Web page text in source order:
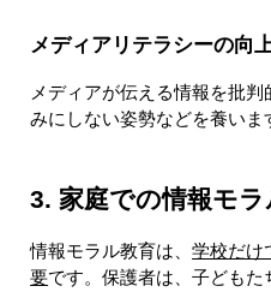
メディアリテラシーの向
メディアが伝える情報を批
みにしない姿勢などを養いま
3. 家庭での情報モ
情報モラル教育は、学校だけ
要です。保護者は、子ども